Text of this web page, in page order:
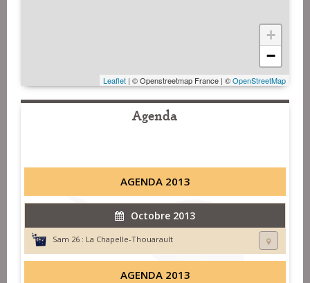
+
−
Leaflet | © Openstreetmap France | ©OpenStreetMap
Agenda
AGENDA 2013
Octobre 2013
Sam 26 : La Chapelle-Thouarault
AGENDA 2013